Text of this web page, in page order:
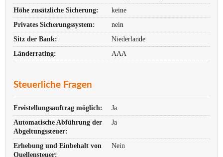
Höhe zusätzliche Sicherung:
keine
Privates Sicherungssystem:
nein
Sitz der Bank:
Niederlande
Länderrating:
AAA
Steuerliche Fragen
Freistellungsauftrag möglich:
Ja
Automatische Abführung der
Abgeltungssteuer:
Ja
Erhebung und Einbehalt von
Quellensteuer:
Nein